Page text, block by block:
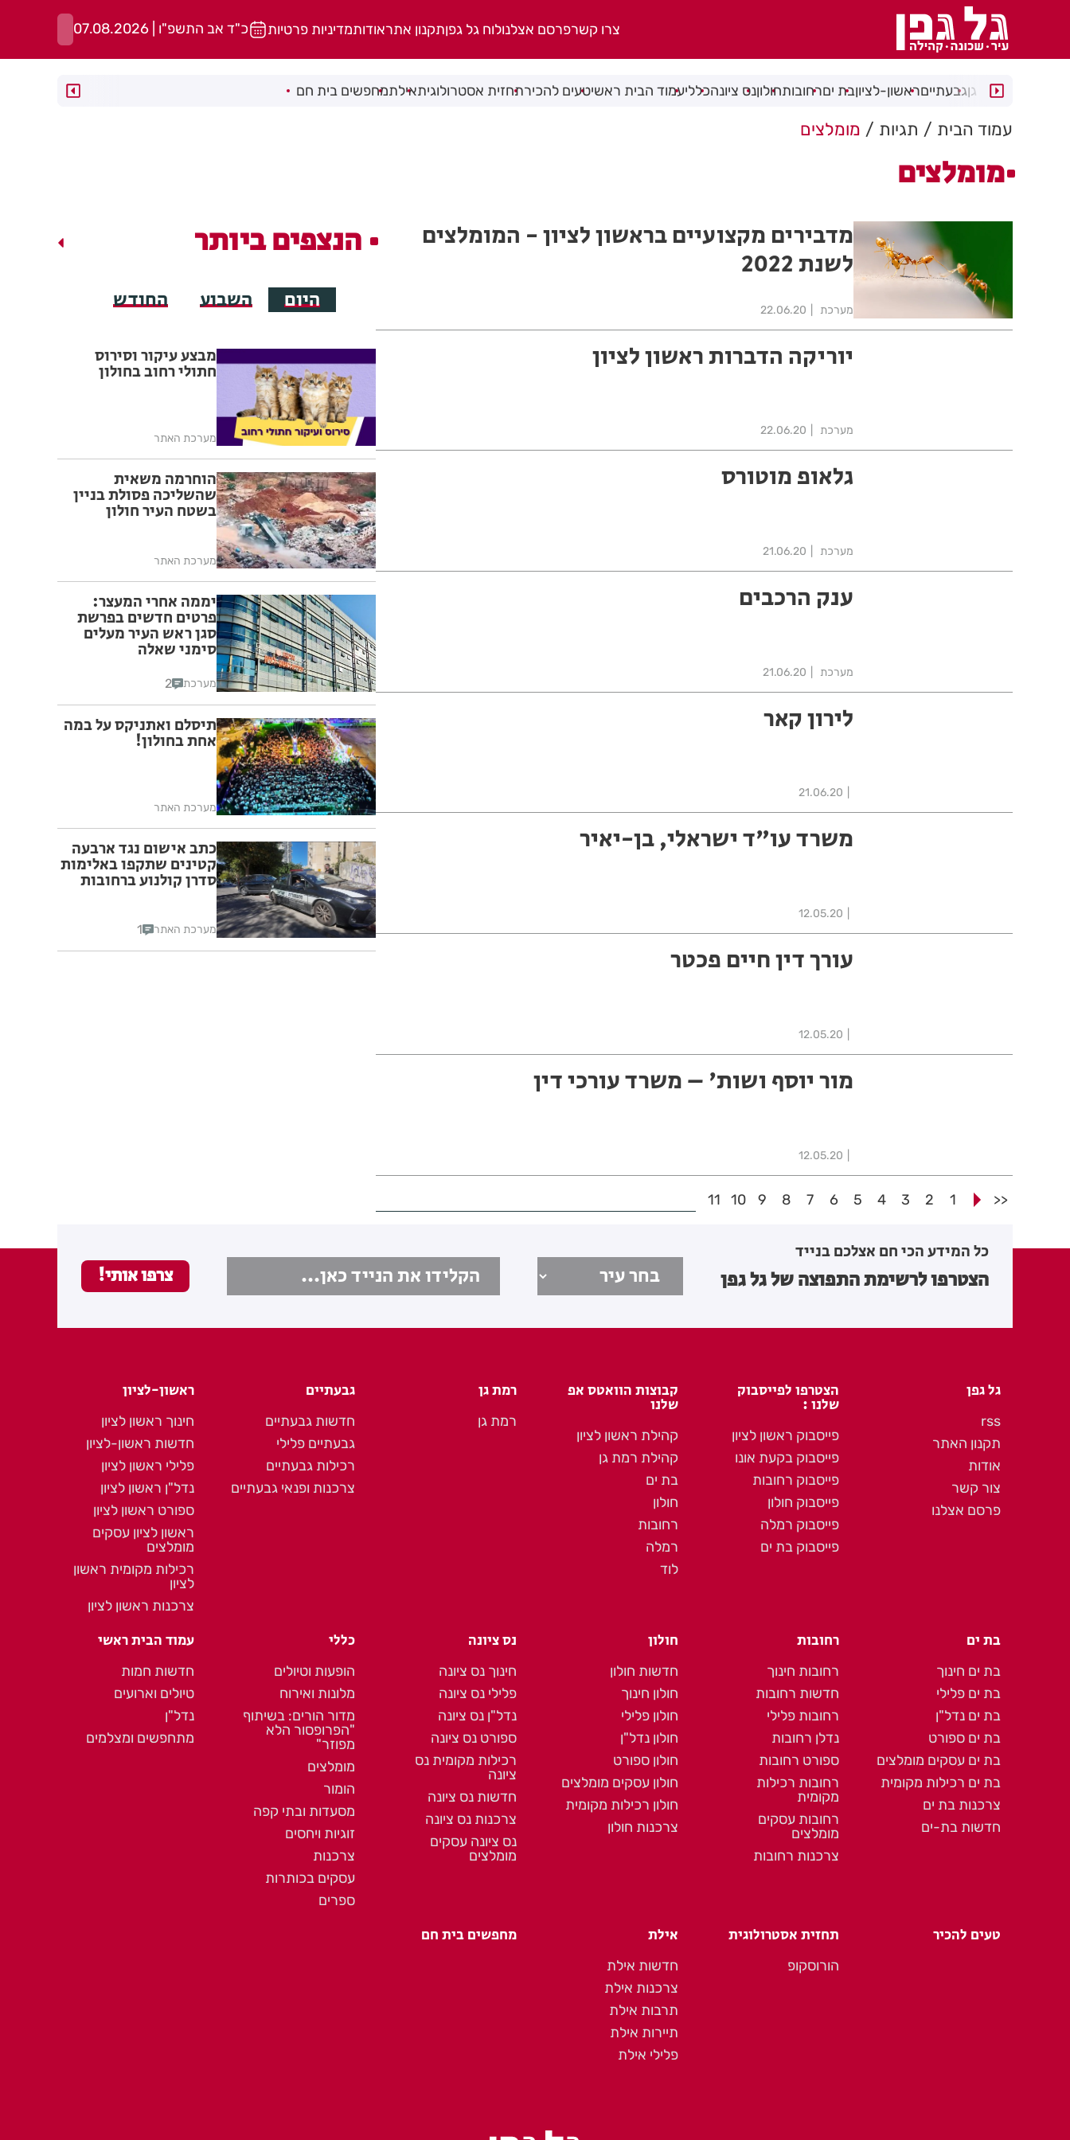
צרו קשרפרסם אצלנולוח גל גפןתקנון אתראודותמדיניות פרטיות כ"ד אב התשפ"ו | 07.08.2026
רמת גןגבעתייםראשון-לציוןבת יםרחובותחולוןנס ציונהכלליעמוד הבית ראשיטעים להכירתחזית אסטרולוגיתאילתמחפשים בית חם
עמוד הבית תגיות מומלצים
מומלצים
מדבירים מקצועיים בראשון לציון - המומלצים
לשנת 2022
מערכת 22.06.20
יוריקה הדברות ראשון לציון
מערכת 22.06.20
גלאופ מוטורס
מערכת 21.06.20
ענק הרכבים
מערכת 21.06.20
לירון קאר
21.06.20
משרד עו"ד ישראלי, בן-יאיר
12.05.20
עורך דין חיים פכטר
12.05.20
מור יוסף ושות' – משרד עורכי דין
12.05.20
<<
1
2
3
4
5
6
7
8
9
10
11
הנצפים ביותר
היום השבוע החודש
מבצע עיקור וסירוס
חתולי רחוב בחולון
מערכת האתר
הוחרמה משאית
שהשליכה פסולת בניין
בשטח העיר חולון
מערכת האתר
יממה אחרי המעצר:
פרטים חדשים בפרשת
סגן ראש העיר מעלים
סימני שאלה
מערכת 2
תיסלם ואתניקס על במה
אחת בחולון!
מערכת האתר
כתב אישום נגד ארבעה
קטינים שתקפו באלימות
סדרן קולנוע ברחובות
מערכת האתר 1
כל המידע הכי חם אצלכם בנייד
הצטרפו לרשימת התפוצה של גל גפן
גל גפן
rss
תקנון האתר
אודות
צור קשר
פרסם אצלנו
הצטרפו לפייסבוק
שלנו :
פייסבוק ראשון לציון
פייסבוק בקעת אונו
פייסבוק רחובות
פייסבוק חולון
פייסבוק רמלה
פייסבוק בת ים
קבוצות הוואטס אפ
שלנו
קהילת ראשון לציון
קהילת רמת גן
בת ים
חולון
רחובות
רמלה
לוד
רמת גן
רמת גן
גבעתיים
חדשות גבעתיים
גבעתיים פלילי
רכילות גבעתיים
צרכנות ופנאי גבעתיים
ראשון-לציון
חינוך ראשון לציון
חדשות ראשון-לציון
פלילי ראשון לציון
נדל"ן ראשון לציון
ספורט ראשון לציון
ראשון לציון עסקים
מומלצים
רכילות מקומית ראשון
לציון
צרכנות ראשון לציון
בת ים
בת ים חינוך
בת ים פלילי
בת ים נדל"ן
בת ים ספורט
בת ים עסקים מומלצים
בת ים רכילות מקומית
צרכנות בת ים
חדשות בת-ים
רחובות
רחובות חינוך
חדשות רחובות
רחובות פלילי
נדלן רחובות
ספורט רחובות
רחובות רכילות
מקומית
רחובות עסקים
מומלצים
צרכנות רחובות
חולון
חדשות חולון
חולון חינוך
חולון פלילי
חולון נדל"ן
חולון ספורט
חולון עסקים מומלצים
חולון רכילות מקומית
צרכנות חולון
נס ציונה
חינוך נס ציונה
פלילי נס ציונה
נדל"ן נס ציונה
ספורט נס ציונה
רכילות מקומית נס
ציונה
חדשות נס ציונה
צרכנות נס ציונה
נס ציונה עסקים
מומלצים
כללי
הופעות וטיולים
מלונות ואירוח
מדור הורים: בשיתוף
"הפרופסור הלא
מפוזר"
מומלצים
הומור
מסעדות ובתי קפה
זוגיות ויחסים
צרכנות
עסקים בכותרות
ספרים
עמוד הבית ראשי
חדשות חמות
טיולים וארועים
נדל"ן
מתחפשים ומצלמים
טעים להכיר תחזית אסטרולוגית
הורוסקופ
אילת
חדשות אילת
צרכנות אילת
תרבות אילת
תיירות אילת
פלילי אילת
מחפשים בית חם